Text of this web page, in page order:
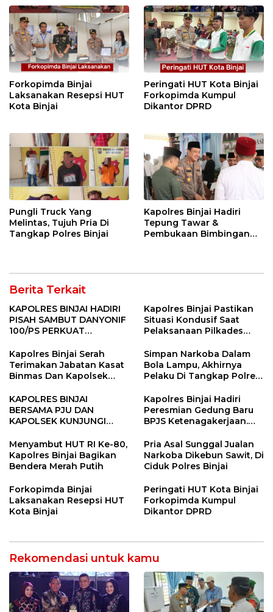
Forkopimda Binjai
Laksanakan Resepsi HUT
Kota Binjai
Peringati HUT Kota Binjai
Forkopimda Kumpul
Dikantor DPRD
Pungli Truck Yang
Melintas, Tujuh Pria Di
Tangkap Polres Binjai
Kapolres Binjai Hadiri
Tepung Tawar &
Pembukaan Bimbingan
Berita Terkait
KAPOLRES BINJAI HADIRI
PISAH SAMBUT DANYONIF
100/PS PERKUAT
Kapolres Binjai Pastikan
Situasi Kondusif Saat
Pelaksanaan Pilkades
Kapolres Binjai Serah
Terimakan Jabatan Kasat
Binmas Dan Kapolsek
Simpan Narkoba Dalam
Bola Lampu, Akhirnya
Pelaku Di Tangkap Polres
KAPOLRES BINJAI
BERSAMA PJU DAN
KAPOLSEK KUNJUNGI
BINJAI
Kapolres Binjai Hadiri
Peresmian Gedung Baru
BPJS Ketenagakerjaan.
Menyeluruh bagi Pekerja”
Menyambut HUT RI Ke-80,
Kapolres Binjai Bagikan
Bendera Merah Putih
Pria Asal Sunggal Jualan
Narkoba Dikebun Sawit, Di
Ciduk Polres Binjai
Forkopimda Binjai
Laksanakan Resepsi HUT
Kota Binjai
Peringati HUT Kota Binjai
Forkopimda Kumpul
Dikantor DPRD
Rekomendasi untuk kamu